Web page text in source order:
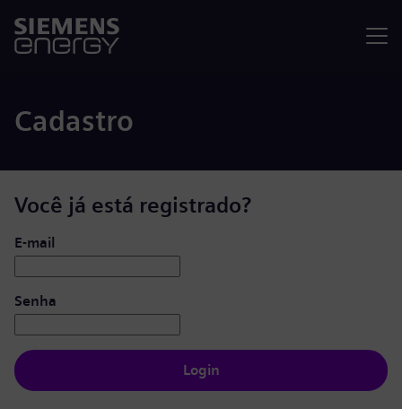
Cadastro
Você já está registrado?
Login: usuário e senha
E-mail
Senha
Login